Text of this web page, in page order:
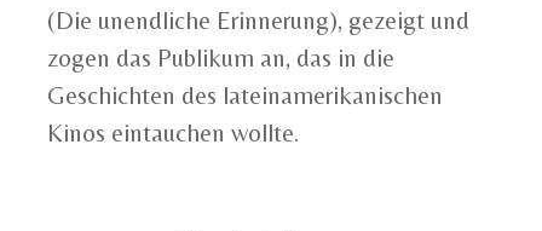
(Die unendliche Erinnerung), gezeigt und
zogen das Publikum an, das in die
Geschichten des lateinamerikanischen
Kinos eintauchen wollte.